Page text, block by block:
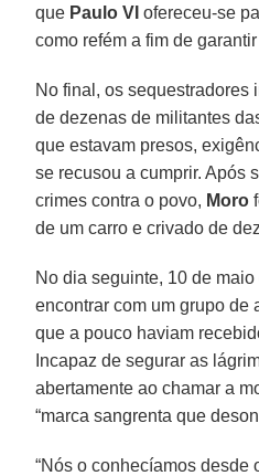
que Paulo VI ofereceu-se
como refém a fim de
No final, os sequestradores
de dezenas de militantes
que estavam presos,
se recusou a cumprir. Após
crimes contra o povo, Moro
de um carro e crivado de
No dia seguinte, 10 de maio
encontrar com um grupo de
que a pouco haviam
Incapaz de segurar as
abertamente ao chamar a
“marca sangrenta que
“Nós o conhecíamos desde